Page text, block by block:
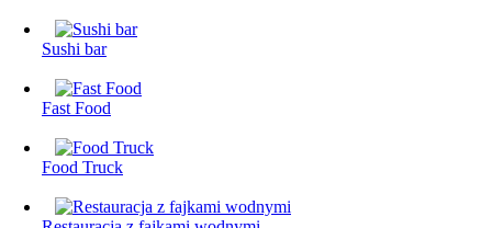
Sushi bar
Fast Food
Food Truck